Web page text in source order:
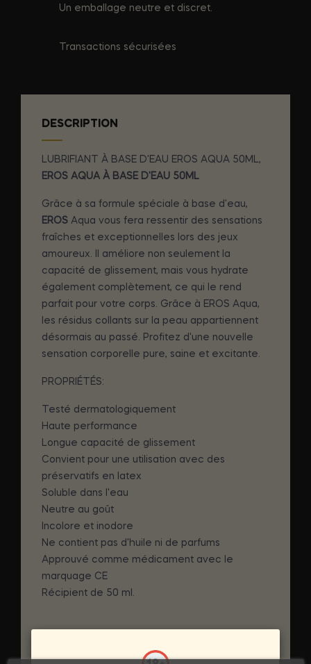
Un emballage neutre et discret.
Transactions sécurisées
DESCRIPTION
LUBRIFIANT À BASE D'EAU EROS AQUA 50ML,
EROS AQUA À BASE D'EAU 50ML
Grâce à sa formule spéciale à base d'eau,
EROS Aqua vous fera ressentir des sensations
fraîches et exceptionnelles lors des jeux
amoureux. Il améliore non seulement la
capacité de glissement, mais vous hydrate
également complètement, ce qui le rend
parfait pour votre corps. Grâce à EROS Aqua,
les résidus collants sur la peau appartiennent
désormais au passé. Profitez d'une nouvelle
sensation corporelle pure, saine et excitante.
PROPRIÉTÉS:
Testé dermatologiquement
Haute performance
Longue capacité de glissement
Convient pour une utilisation avec des
préservatifs en latex
Soluble dans l'eau
Neutre au goût
Incolore et inodore
Ne contient pas d'huile ni de parfums
Approuvé comme médicament avec le
marquage CE
Récipient de 50 ml.